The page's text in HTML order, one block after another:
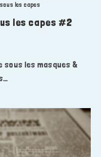
les capes
les capes #2
les masques &